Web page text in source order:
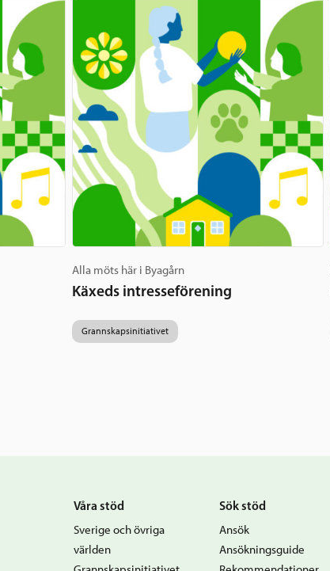
Alla möts här i Byagårn
Käxeds intresseförening
Grannskapsinitiativet
Våra stöd
Sverige och övriga
världen
Sök stöd
Ansök
Ansökningsguide